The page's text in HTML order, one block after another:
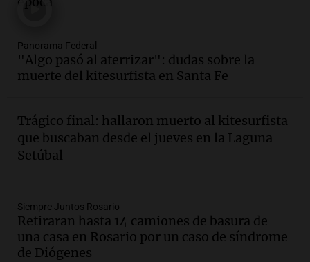
Panorama Federal
Audio.El evento más federal del año
reunirá a más de 80 expositores con
sabores únicos
Audio.Mariano Moreno: pasiones
intensas y su legado en la revolución
argentina
Audio.El Ensamble Municipal de Música
Ciudadana de Córdoba deleitó a los
oyentes de la radio a puro tango
Amamos Argentina
Panorama Federal
"Algo pasó al aterrizar": dudas sobre la
muerte del kitesurfista en Santa Fe
Trágico final: hallaron muerto al kitesurfista
que buscaban desde el jueves en la Laguna
Setúbal
Siempre Juntos Rosario
Retiraran hasta 14 camiones de basura de
una casa en Rosario por un caso de síndrome
de Diógenes